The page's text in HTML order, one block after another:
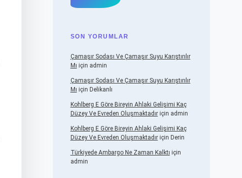
SON YORUMLAR
Çamaşır Sodası Ve Çamaşır Suyu Karıştırılır
Mı için admin
Çamaşır Sodası Ve Çamaşır Suyu Karıştırılır
Mı için Delikanlı
Kohlberg E Göre Bireyin Ahlaki Gelişimi Kaç
Düzey Ve Evreden Oluşmaktadıriçin admin
Kohlberg E Göre Bireyin Ahlaki Gelişimi Kaç
Düzey Ve Evreden Oluşmaktadıriçin Derin
Türkiyede Ambargo Ne Zaman Kalktı için
admin